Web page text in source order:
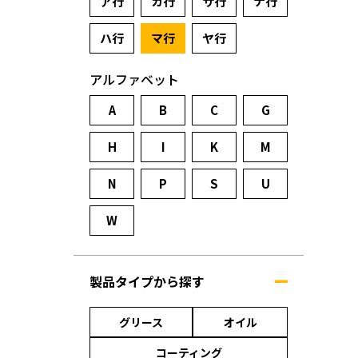
ハ行 マ行 ヤ行
アルファベット
A B C G
H I K M
N P S U
W
製品タイプから探す
グリース
オイル
コーティング